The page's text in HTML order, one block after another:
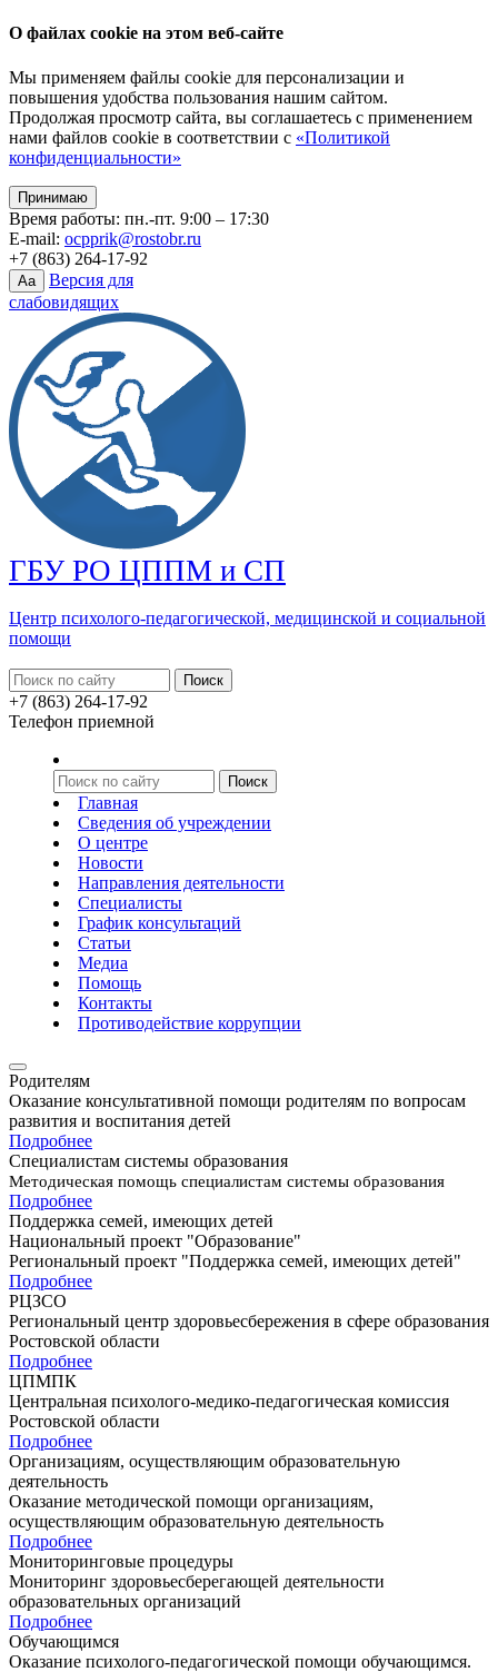
О файлах cookie на этом веб-сайте
Мы применяем файлы cookie для персонализации и
повышения удобства пользования нашим сайтом.
Продолжая просмотр сайта, вы соглашаетесь с применением
нами файлов cookie в соответствии с «Политикой
конфиденциальности»
Принимаю
Время работы: пн.-пт. 9:00 – 17:30
E-mail: ocpprik@rostobr.ru
+7 (863) 264-17-92
Aa
Версия для
слабовидящих
ГБУ РО ЦППМ и СП
Центр психолого-педагогической, медицинской и социальной
помощи
+7 (863) 264-17-92
Телефон приемной
Главная
Сведения об учреждении
О центре
Новости
Направления деятельности
Специалисты
График консультаций
Статьи
Медиа
Помощь
Контакты
Противодействие коррупции
Родителям
Оказание консультативной помощи родителям по вопросам
развития и воспитания детей
Подробнее
Специалистам системы образования
Методическая помощь специалистам системы образования
Подробнее
Поддержка семей, имеющих детей
Национальный проект "Образование"
Региональный проект "Поддержка семей, имеющих детей"
Подробнее
РЦЗСО
Региональный центр здоровьесбережения в сфере образования
Ростовской области
Подробнее
ЦПМПК
Центральная психолого-медико-педагогическая комиссия
Ростовской области
Подробнее
Организациям, осуществляющим образовательную
деятельность
Оказание методической помощи организациям,
осуществляющим образовательную деятельность
Подробнее
Мониторинговые процедуры
Мониторинг здоровьесберегающей деятельности
образовательных организаций
Подробнее
Обучающимся
Оказание психолого-педагогической помощи обучающимcя.